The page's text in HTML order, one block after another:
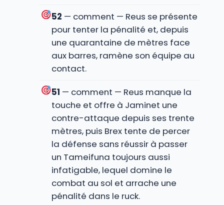
52 — comment — Reus se présente
pour tenter la pénalité et, depuis
une quarantaine de mètres face
aux barres, ramène son équipe au
contact.
51 — comment — Reus manque la
touche et offre à Jaminet une
contre-attaque depuis ses trente
mètres, puis Brex tente de percer
la défense sans réussir à passer
un Tameifuna toujours aussi
infatigable, lequel domine le
combat au sol et arrache une
pénalité dans le ruck.